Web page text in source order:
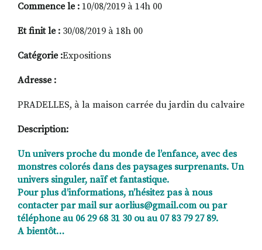
RECHERCHER
Commence le : 10/08/2019 à 14h 00
Et finit le : 30/08/2019 à 18h 00
Catégorie :Expositions
Adresse :
PRADELLES, à la maison carrée du jardin du calvaire
Description:
Un univers proche du monde de l’enfance, avec des
monstres colorés dans des paysages surprenants. Un
univers singuler, naïf et fantastique.
Pour plus d’informations, n’hésitez pas à nous
contacter par mail sur aorlius@gmail.com ou par
téléphone au 06 29 68 31 30 ou au 07 83 79 27 89.
A bientôt…